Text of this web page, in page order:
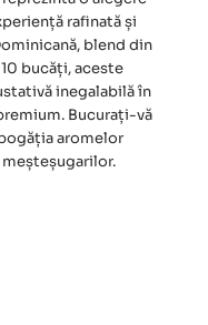
rafinată și
blend din
bucăți, aceste
inegalabilă în
Bucurați-vă
aromelor